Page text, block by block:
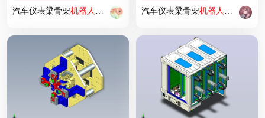
汽车仪表梁骨架机器人弧 焊焊装 夹具汽车仪表梁骨架机器人弧 焊焊装